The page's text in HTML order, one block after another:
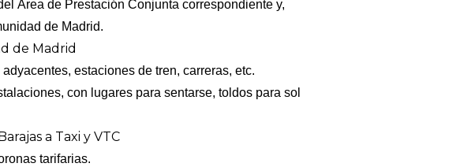
Área de Prestación Conjunta correspondiente y,
de Madrid.
de Madrid
estaciones de tren, carreras, etc.
con lugares para sentarse, toldos para sol
a Taxi y VTC
tarifarias.